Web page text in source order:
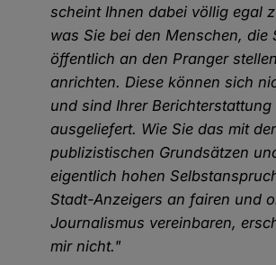
scheint Ihnen dabei völlig egal
was Sie bei den Menschen, die
öffentlich an den Pranger
anrichten. Diese können sich
und sind Ihrer Berichterstattung
ausgeliefert. Wie Sie das mit
publizistischen Grundsätzen
eigentlich hohen
Stadt-Anzeigers an fairen und
Journalismus vereinbaren,
mir nicht."